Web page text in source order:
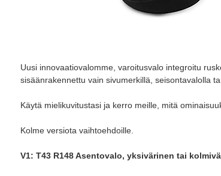
Uusi innovaatiovalomme, varoitusvalo integroitu
sisäänrakennettu vain sivumerkillä, seisontavalolla
Käytä mielikuvitustasi ja kerro meille, mitä
Kolme versiota vaihtoehdoille.
V1: T43 R148 Asentovalo, yksivärinen tai